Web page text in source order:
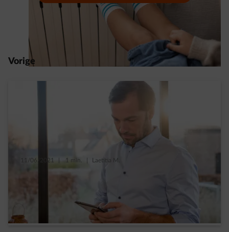
Vorige
11/06/2021 1 min. Laetitia M.
De gevolgen van een koude lente voor je